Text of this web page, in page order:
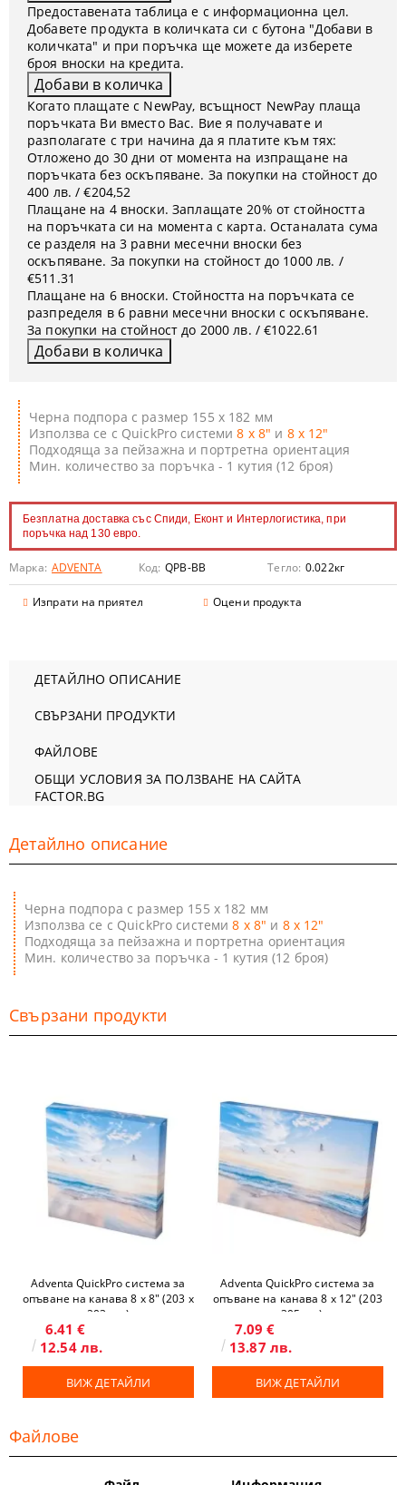
Черна подпора с размер 155 х 182 мм
Използва се с QuickPro системи8 x 8" и 8 x 12"
Подходяща за пейзажна и портретна ориентация
Мин. количество за поръчка - 1 кутия (12 броя)
Безплатна доставка със Спиди, Еконт и Интерлогистика, при
поръчка над 130 евро.
Марка: ADVENTA Код: QPB-BB Тегло: 0.022кг
Изпрати на приятел Оцени продукта
Предоставената таблица е с информационна цел.
Добавете продукта в количката си с бутона "Добави в
количката" и при поръчка ще можете да изберете
броя вноски на кредита.
Когато плащате с NewPay, всъщност NewPay плаща
поръчката Ви вместо Вас. Вие я получавате и
разполагате с три начина да я платите към тях:
Отложено до 30 дни от момента на изпращане на
поръчката без оскъпяване. За покупки на стойност до
400 лв. / €204,52
Плащане на 4 вноски. Заплащате 20% от стойността
на поръчката си на момента с карта. Останалата сума
се разделя на 3 равни месечни вноски без
оскъпяване. За покупки на стойност до 1000 лв. /
€511.31
Плащане на 6 вноски. Стойността на поръчката се
разпределя в 6 равни месечни вноски с оскъпяване.
За покупки на стойност до 2000 лв. / €1022.61
ДЕТАЙЛНО ОПИСАНИЕ
СВЪРЗАНИ ПРОДУКТИ
ФАЙЛОВЕ
ОБЩИ УСЛОВИЯ ЗА ПОЛЗВАНЕ НА САЙТА
FACTOR.BG
Детайлно описание
Черна подпора с размер 155 х 182 мм
Използва се с QuickPro системи8 x 8" и 8 x 12"
Подходяща за пейзажна и портретна ориентация
Мин. количество за поръчка - 1 кутия (12 броя)
Свързани продукти
Adventa QuickPro система за
опъване на канава 8 x 8" (203 х
203 мм)
6.41 €
12.54 лв.
ВИЖ ДЕТАЙЛИ
Adventa QuickPro система за
опъване на канава 8 x 12" (203
х 305 мм)
7.09 €
13.87 лв.
ВИЖ ДЕТАЙЛИ
Файлове